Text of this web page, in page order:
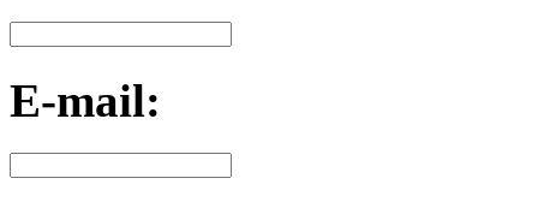
E-mail: